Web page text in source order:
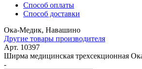
Способ оплаты
Способ доставки
Ока-Медик, Навашино
Другие товары производителя
Арт. 10397
Ширма медицинская трехсекционная
-